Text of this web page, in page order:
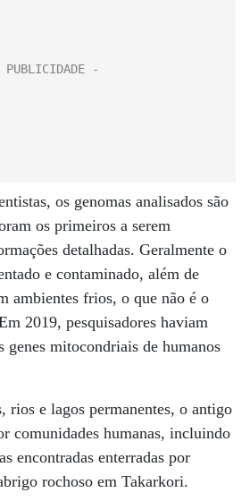
os genomas analisados são
os primeiros a serem
detalhadas. Geralmente o
e contaminado, além de
ambientes frios, o que não é o
2019, pesquisadores haviam
genes mitocondriais de humanos
rios e lagos permanentes, o antigo
comunidades humanas, incluindo
encontradas enterradas por
rochoso em Takarkori.